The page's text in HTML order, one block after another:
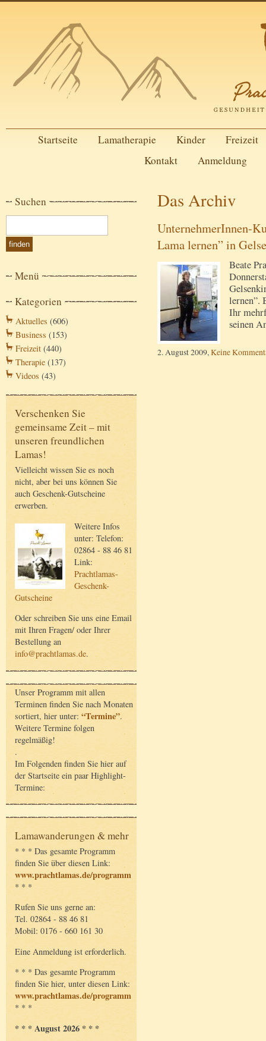
Startseite Lamatherapie Kinder
Freizeit
Kontakt
Anmeldung
Suchen
Menü
Kategorien
Aktuelles (606)
Business (153)
Freizeit (440)
Therapie (137)
Videos (43)
Verschenken Sie
gemeinsame Zeit – mit
unseren freundlichen
Lamas!
Vielleicht wissen Sie es noch
nicht, aber bei uns können Sie
auch Geschenk-Gutscheine
erwerben.
Weitere Infos
unter: Telefon:
02864 - 88 46 81
Link:
Prachtlamas-
Geschenk-
Gutscheine
Oder schreiben Sie uns eine Email
mit Ihren Fragen/ oder Ihrer
Bestellung an
info@prachtlamas.de.
Unser Programm mit allen
Terminen finden Sie nach Monaten
sortiert, hier unter: “Termine”.
Weitere Termine folgen
regelmäßig!
.
Im Folgenden finden Sie hier auf
der Startseite ein paar Highlight-
Termine:
Lamawanderungen & mehr
* * * Das gesamte Programm
finden Sie über diesen Link:
www.prachtlamas.de/programm
* * *
Rufen Sie uns gerne an:
Tel. 02864 - 88 46 81
Mobil: 0176 - 660 161 30
Eine Anmeldung ist erforderlich.
* * * Das gesamte Programm
finden Sie hier, unter diesen Link:
www.prachtlamas.de/programm
* * *
* * * August 2026 * * *
Das Archiv
UnternehmerInnen-
Lama lernen” in
Beate
lernen”.
Ihr
seinen
2. August 2009,Keine